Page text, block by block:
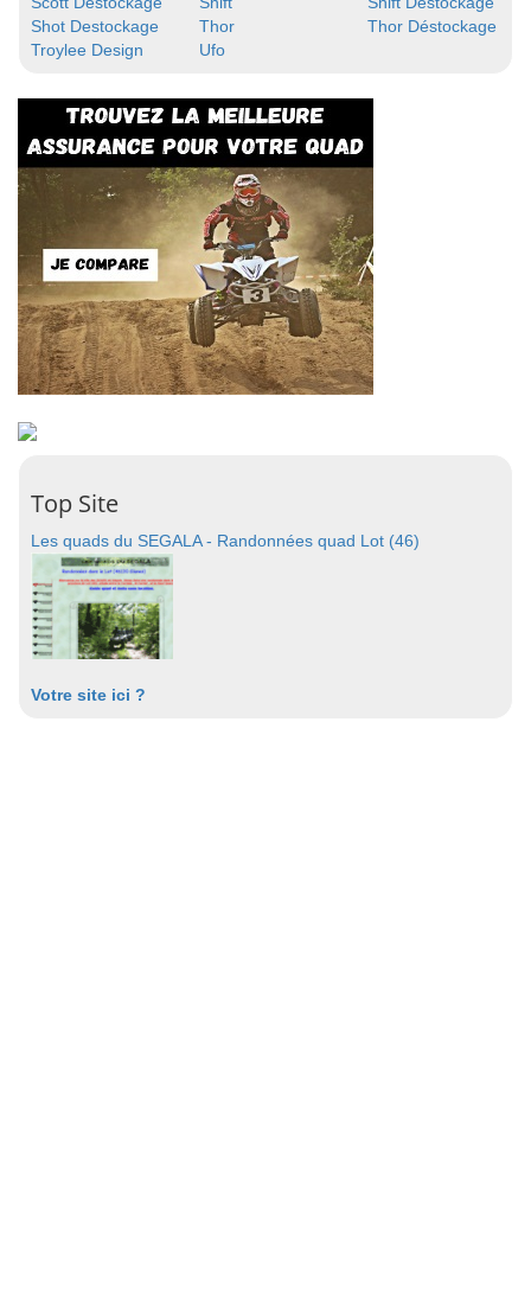
Shot Destockage
Thor
Thor Déstockage
Troylee Design
Ufo
Top Site
Les quads du SEGALA - Randonnées quad Lot (46)
Votre site ici ?